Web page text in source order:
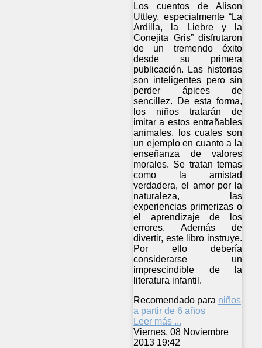
Los cuentos de Alison
Uttley, especialmente “La
Ardilla, la Liebre y la
Conejita Gris” disfrutaron
de un tremendo éxito
desde su primera
publicación. Las historias
son inteligentes pero sin
perder ápices de
sencillez. De esta forma,
los niños tratarán de
imitar a estos entrañables
animales, los cuales son
un ejemplo en cuanto a la
enseñanza de valores
morales. Se tratan temas
como la amistad
verdadera, el amor por la
naturaleza, las
experiencias primerizas o
el aprendizaje de los
errores. Además de
divertir, este libro instruye.
Por ello debería
considerarse un
imprescindible de la
literatura infantil.
Recomendado para niños
a partir de 6 años
Leer más ...
Viernes, 08 Noviembre
2013 19:42